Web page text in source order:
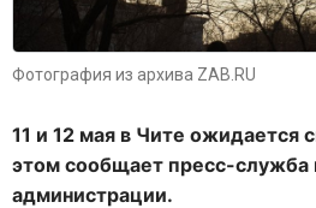
Фотография из архива ZAB.RU
11 и 12 мая в Чите ожидается
этом сообщает пресс-служба
администрации.